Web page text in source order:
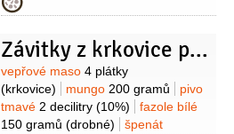
(případně 2 lžičky)
tymián
1 špetka (mletý) Závitky z krkovice plněné fazolemi a mungem
Suroviny
vepřové maso 4 plátky
(krkovice)
mungo 200 gramů
pivo
tmavé 2 decilitry (10%)
fazole bílé
150 gramů (drobné)
špenát